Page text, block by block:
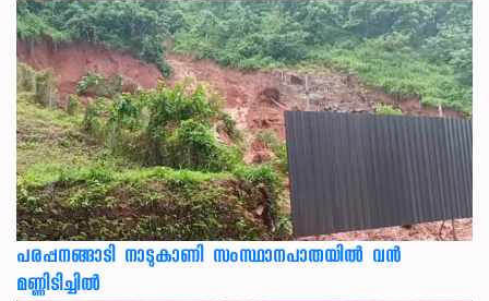
പരപ്പനങ്ങാടി നാടുകാണി സംസ്ഥാനപാതയില്‍ വന്‍
മണ്ണിടിച്ചില്‍